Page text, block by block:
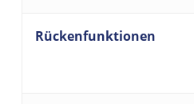
Rückenfunktionen